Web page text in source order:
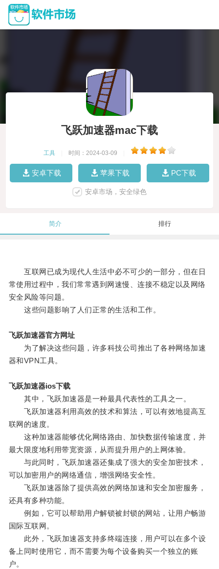
飞跃加速器mac下载
工具 时间：2024-03-09
安卓下载 苹果下载 PC下载
安卓市场，安全绿色
简介 排行
互联网已成为现代人生活中必不可少的一部分，但在日
常使用过程中，我们常常遇到网速慢、连接不稳定以及网络
安全风险等问题。
这些问题影响了人们正常的生活和工作。
飞跃加速器官方网址
为了解决这些问题，许多科技公司推出了各种网络加速
器和VPN工具。
飞跃加速器ios下载
其中，飞跃加速器是一种最具代表性的工具之一。
飞跃加速器利用高效的技术和算法，可以有效地提高互
联网的速度。
这种加速器能够优化网络路由、加快数据传输速度，并
最大限度地利用带宽资源，从而提升用户的上网体验。
与此同时，飞跃加速器还集成了强大的安全加密技术，
可以加密用户的网络通信，增强网络安全性。
飞跃加速器除了提供高效的网络加速和安全加密服务，
还具有多种功能。
例如，它可以帮助用户解锁被封锁的网站，让用户畅游
国际互联网。
此外，飞跃加速器支持多终端连接，用户可以在多个设
备上同时使用它，而不需要为每个设备购买一个独立的账
户。